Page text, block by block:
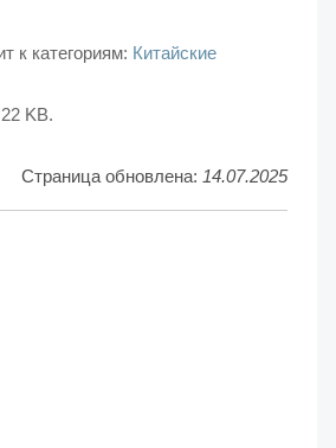
к категориям: Китайские
KB.
Страница обновлена: 14.07.2025